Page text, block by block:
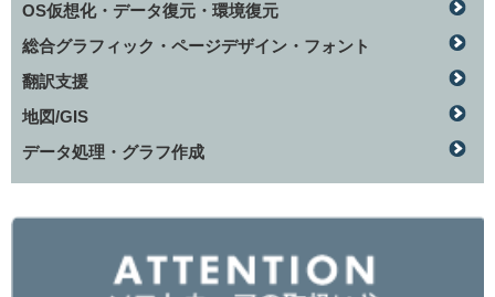
OS仮想化・データ復元・環境復元
総合グラフィック・ページデザイン・フォント
翻訳支援
地図/GIS
データ処理・グラフ作成